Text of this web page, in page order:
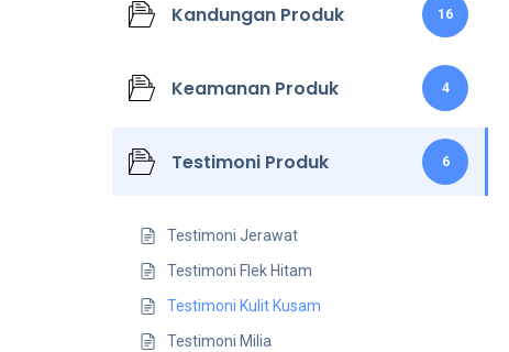
Kandungan Produk 16
Keamanan Produk 4
Testimoni Produk 6
Testimoni Jerawat
Testimoni Flek Hitam
Testimoni Kulit Kusam
Testimoni Milia